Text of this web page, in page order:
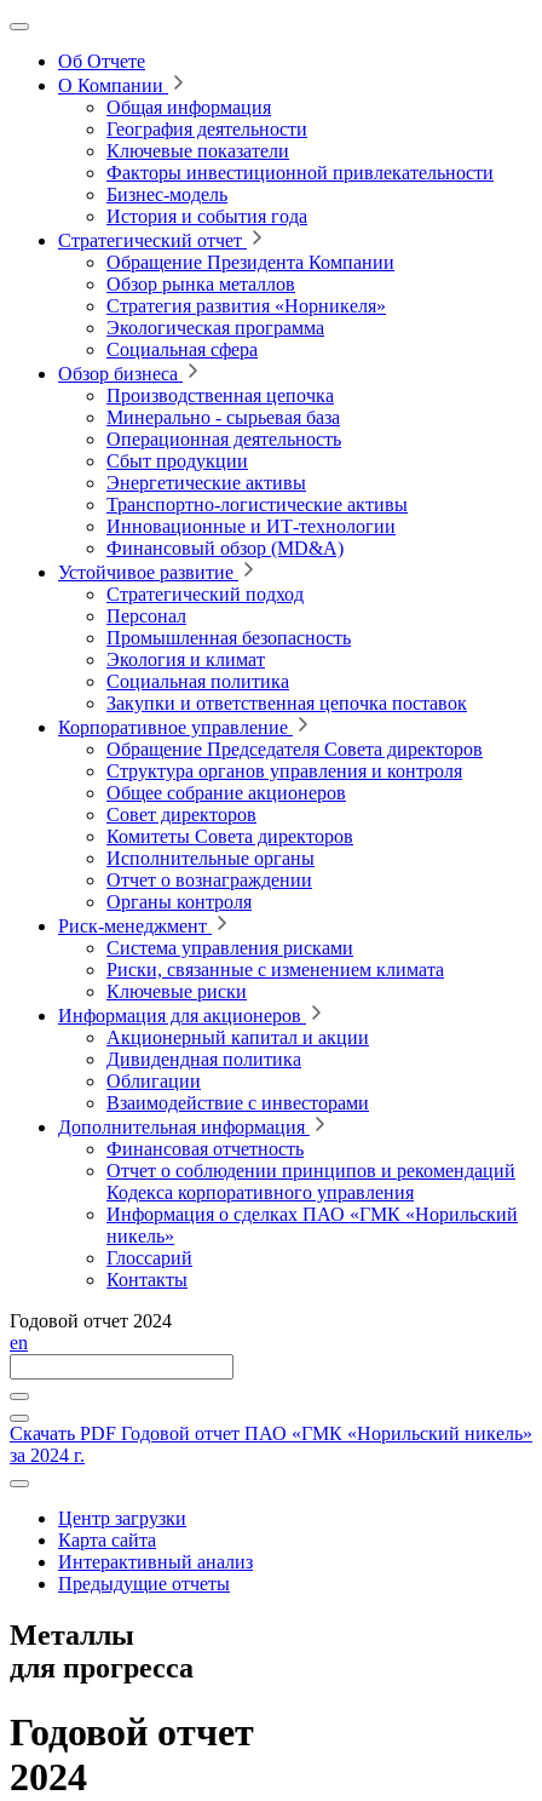
Об Отчете
О Компании
Общая информация
География деятельности
Ключевые показатели
Факторы инвестиционной привлекательности
Бизнес-модель
История и события года
Стратегический отчет
Обращение Президента Компании
Обзор рынка металлов
Стратегия развития «Норникеля»
Экологическая программа
Социальная сфера
Обзор бизнеса
Производственная цепочка
Минерально ‑ сырьевая база
Операционная деятельность
Сбыт продукции
Энергетические активы
Транспортно-логистические активы
Инновационные и ИТ‑технологии
Финансовый обзор (MD&A)
Устойчивое развитие
Стратегический подход
Персонал
Промышленная безопасность
Экология и климат
Социальная политика
Закупки и ответственная цепочка поставок
Корпоративное управление
Обращение Председателя Совета директоров
Структура органов управления и контроля
Общее собрание акционеров
Совет директоров
Комитеты Совета директоров
Исполнительные органы
Отчет о вознаграждении
Органы контроля
Риск-менеджмент
Система управления рисками
Риски, связанные с изменением климата
Ключевые риски
Информация для акционеров
Акционерный капитал и акции
Дивидендная политика
Облигации
Взаимодействие с инвесторами
Дополнительная информация
Финансовая отчетность
Отчет о соблюдении принципов и рекомендаций
Кодекса корпоративного управления
Информация о сделках ПАО «ГМК «Норильский
никель»
Глоссарий
Контакты
Годовой отчет 2024
en
Скачать PDF Годовой отчет ПАО «ГМК «Норильский никель»
за 2024 г.
Центр загрузки
Карта сайта
Интерактивный анализ
Предыдущие отчеты
Металлы
для прогресса
Годовой отчет
2024